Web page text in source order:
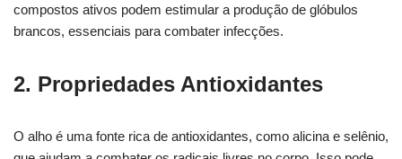
compostos ativos podem estimular a produção de glóbulos
brancos, essenciais para combater infecções.
2. Propriedades Antioxidantes
O alho é uma fonte rica de antioxidantes, como alicina e selênio,